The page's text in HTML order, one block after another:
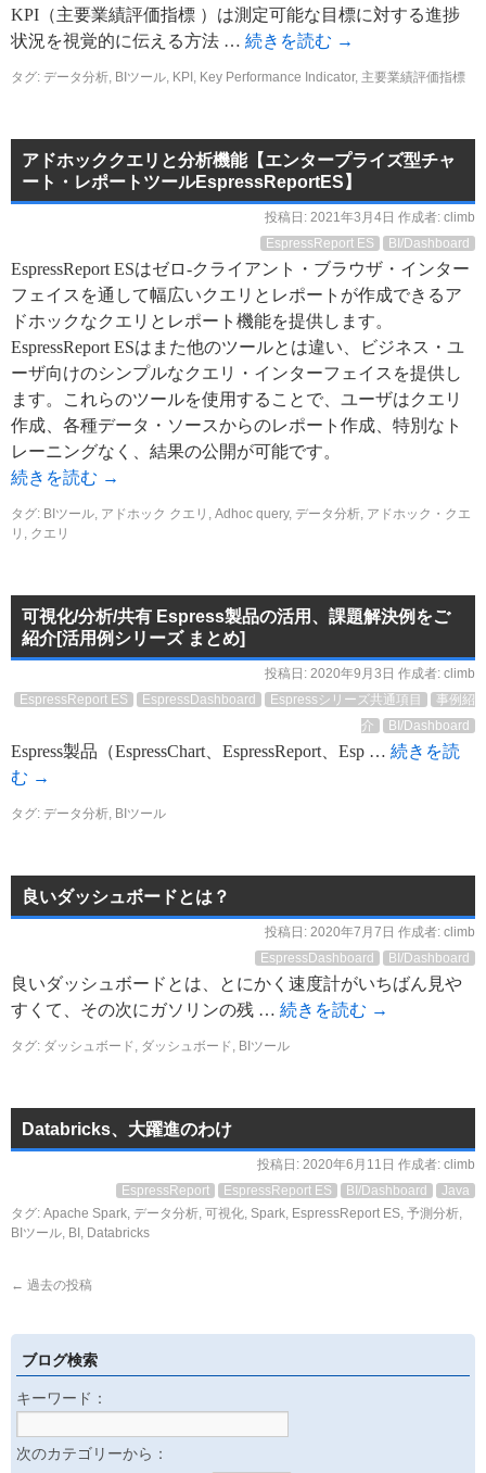
KPI（主要業績評価指標 ）は測定可能な目標に対する進捗
状況を視覚的に伝える方法 … 続きを読む →
タグ: データ分析, BIツール, KPI , Key Performance Indicator, 主要業績評価指標
アドホッククエリと分析機能【エンタープライズ型チャ
ート・レポートツールEspressReportES】
投稿日: 2021年3月4日 作成者: climb
EspressReport ES
BI/Dashboard
EspressReport ESはゼロ-クライアント・ブラウザ・インター
フェイスを通して幅広いクエリとレポートが作成できるア
ドホックなクエリとレポート機能を提供します。
EspressReport ESはまた他のツールとは違い、ビジネス・ユ
ーザ向けのシンプルなクエリ・インターフェイスを提供し
ます。これらのツールを使用することで、ユーザはクエリ
作成、各種データ・ソースからのレポート作成、特別なト
レーニングなく、結果の公開が可能です。
続きを読む →
タグ: BIツール, アドホック クエリ , Adhoc query, データ分析, アドホック・クエ
リ , クエリ
可視化/分析/共有 Espress製品の活用、課題解決例をご
紹介[活用例シリーズ まとめ]
投稿日: 2020年9月3日 作成者: climb
EspressReport ES
EspressDashboard Espressシリーズ共通項目
事例紹
介
BI/Dashboard
Espress製品（EspressChart、EspressReport、Esp … 続きを読
む →
タグ: データ分析, BIツール
良いダッシュボードとは？
投稿日: 2020年7月7日 作成者: climb
EspressDashboard
BI/Dashboard
良いダッシュボードとは、とにかく速度計がいちばん見や
すくて、その次にガソリンの残 … 続きを読む →
タグ: ダッシュボード, ダッシュボード, BIツール
Databricks、大躍進のわけ
投稿日: 2020年6月11日 作成者: climb
EspressReport
EspressReport ES BI/Dashboard
Java
タグ: Apache Spark, データ分析, 可視化, Spark, EspressReport ES, 予測分析,
BIツール, BI , Databricks
← 過去の投稿
ブログ検索
キーワード：
次のカテゴリーから：